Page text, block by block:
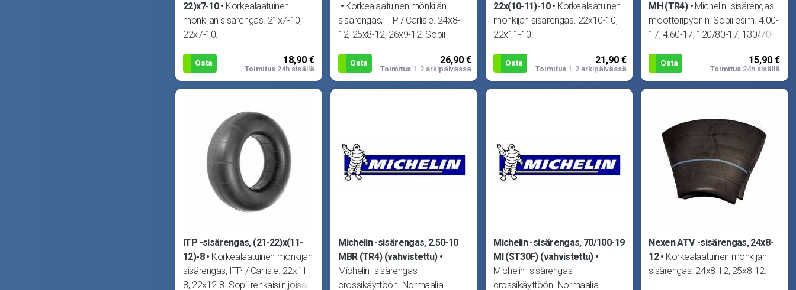
22)x7-10
Korkealaatuinen
mönkijän sisärengas. 21x7-10,
22x7-10.
Osta 18,90 €
Toimitus24h sisällä
Korkealaatuinen mönkijän
sisärengas, ITP / Carlisle. 24x8-
12, 25x8-12, 26x9-12. Sopii
Osta 26,90 €
Toimitus1-2 arkipäivässä
22x(10-11)-10
Korkealaatuinen
mönkijän sisärengas. 22x10-10,
22x11-10.
Osta 21,90 €
Toimitus1-2 arkipäivässä
MH (TR4)
Michelin -sisärengas
moottoripyöriin. Sopii esim. 4.00-
17, 4.60-17, 120/80-17, 130/70-
Osta 15,90 €
Toimitus 24h sisällä
ITP -sisärengas, (21-22)x(11-
12)-8
Korkealaatuinen mönkijän
sisärengas, ITP / Carlisle. 22x11-
8, 22x12-8. Sopii renkaisiin joissa
Michelin -sisärengas, 2.50-10
MBR (TR4) (vahvistettu)
Michelin -sisärengas
crossikäyttöön. Normaalia
Michelin -sisärengas, 70/100-19
MI (ST30F) (vahvistettu)
Michelin -sisärengas
crossikäyttöön. Normaalia
Nexen ATV -sisärengas, 24x8-
12
Korkealaatuinen mönkijän
sisärengas. 24x8-12, 25x8-12.